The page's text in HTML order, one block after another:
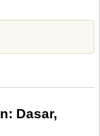
Dasar,